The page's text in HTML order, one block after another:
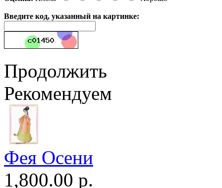
Введите код, указанный на картинке:
Продолжить
Рекомендуем
Фея Осени
1,800.00 р.